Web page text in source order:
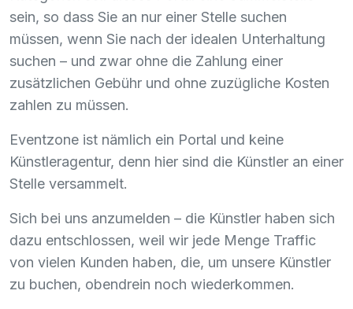
sein, so dass Sie an nur einer Stelle suchen
müssen, wenn Sie nach der idealen Unterhaltung
suchen – und zwar ohne die Zahlung einer
zusätzlichen Gebühr und ohne zuzügliche Kosten
zahlen zu müssen.
Eventzone ist nämlich ein Portal und keine
Künstleragentur, denn hier sind die Künstler an einer
Stelle versammelt.
Sich bei uns anzumelden – die Künstler haben sich
dazu entschlossen, weil wir jede Menge Traffic
von vielen Kunden haben, die, um unsere Künstler
zu buchen, obendrein noch wiederkommen.